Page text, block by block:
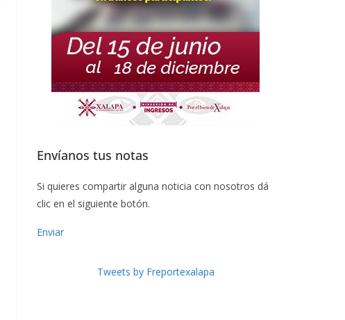
Envíanos tus notas
Si quieres compartir alguna noticia con nosotros dá
clic en el siguiente botón.
Enviar
Tweets by Freportexalapa